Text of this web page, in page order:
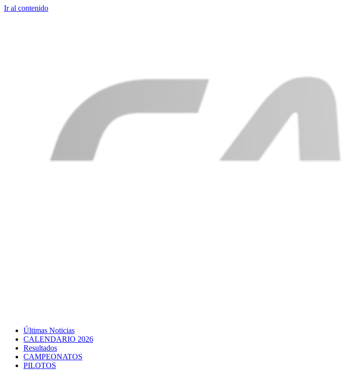
Ir al contenido
Últimas Noticias
CALENDARIO 2026
Resultados
CAMPEONATOS
PILOTOS